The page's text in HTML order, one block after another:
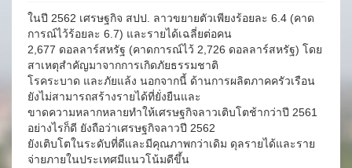
ในปี 2562 เศรษฐกิจ สปป. ลาวขยายตัวเพียงร้อยละ 6.4 (คาด
การณ์ไว้ร้อยละ 6.7) และรายได้เฉลี่ยต่อคน
2,677 ดอลลาร์สหรัฐ (คาดการณ์ไว้ 2,726 ดอลลาร์สหรัฐ) โดย
สาเหตุสำคัญมาจากการเกิดภัยธรรมชาติ
โรคระบาด และภัยแล้ง นอกจากนี้ ด้านการผลิตภาคครัวเรือน
ยังไม่สามารถสร้างรายได้ที่ยั่งยืนและ
ขาดความหลากหลายทำให้เศรษฐกิจลาวเติบโตช้ากว่าปี 2561
อย่างไรก็ดี ยังถือว่าเศรษฐกิจลาวปี 2562
ยังเติบโตในระดับที่ดีและมีคุณภาพกว่าเดิม ดุลรายได้และราย
จ่ายภายในประเทศมีแนวโน้มดีขึ้น